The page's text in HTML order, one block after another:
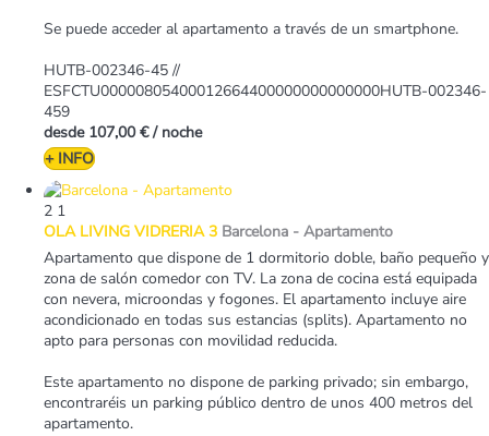
Se puede acceder al apartamento a través de un smartphone.
HUTB-002346-45 //
ESFCTU00000805400012664400000000000000HUTB-002346-
459
desde 107,00 € / noche
+ INFO
2 1
OLA LIVING VIDRERIA 3 Barcelona - Apartamento
Apartamento que dispone de 1 dormitorio doble, baño pequeño y
zona de salón comedor con TV. La zona de cocina está equipada
con nevera, microondas y fogones. El apartamento incluye aire
acondicionado en todas sus estancias (splits). Apartamento no
apto para personas con movilidad reducida.
Este apartamento no dispone de parking privado; sin embargo,
encontraréis un parking público dentro de unos 400 metros del
apartamento.